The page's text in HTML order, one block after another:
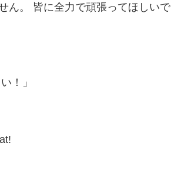
ん。 皆に全力で頑張ってほしいで
！」